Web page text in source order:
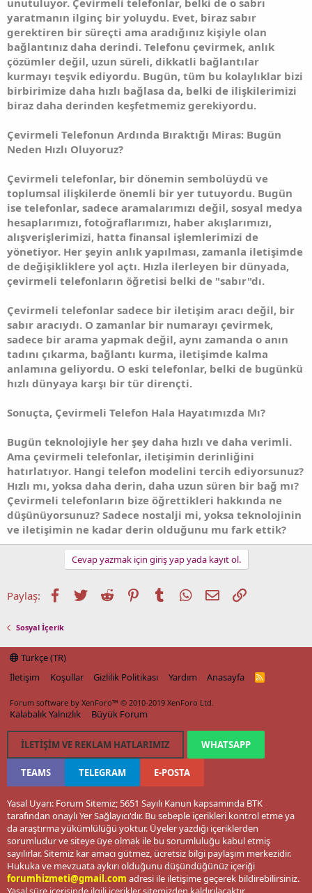
yaratmanın ilginç bir yoluydu. Evet, biraz sabır
gerektiren bir süreçti ama aradığınız kişiyle olan
bağlantınız daha derindi. Telefonu çevirmek, anlık
çözümler değil, uzun süreli, dikkatli bağlantılar
kurmayı teşvik ediyordu. Bugün, tüm bu kolaylıklar bizi
birbirimize daha hızlı bağlasa da, belki de ilişkilerimizi
biraz daha derinden keşfetmemiz gerekiyordu.
Çevirmeli Telefonun Ardında Bıraktığı Miras: Bugün
Neden Hızlı Oluyoruz?
Çevirmeli telefonlar, bir dönemin sembolüydü ve
toplumsal ilişkilerde önemli bir yer tutuyordu. Bugün
ise telefonlar, sadece aramalarımızı değil, sosyal medya
hesaplarımızı, fotoğraflarımızı, haber akışlarımızı,
alışverişlerimizi, hatta finansal işlemlerimizi de
yönetiyor. Her şeyin anlık yapılması, zamanla iletişimde
de değişikliklere yol açtı. Hızla ilerleyen bir dünyada,
çevirmeli telefonların öğretisi belki de "sabır"dı.
Çevirmeli telefonlar sadece bir iletişim aracı değil, bir
sabır aracıydı. O zamanlar bir numarayı çevirmek,
sadece bir arama yapmak değil, aynı zamanda o anın
tadını çıkarma, bağlantı kurma, iletişimde kalma
anlamına geliyordu. O eski telefonlar, belki de bugünkü
hızlı dünyaya karşı bir tür dirençti.
Sonuçta, Çevirmeli Telefon Hala Hayatımızda Mı?
Bugün teknolojiyle her şey daha hızlı ve daha verimli.
Ama çevirmeli telefonlar, iletişimin derinliğini
hatırlatıyor. Hangi telefon modelini tercih ediyorsunuz?
Hızlı mı, yoksa daha derin, daha uzun süren bir bağ mı?
Çevirmeli telefonların bize öğrettikleri hakkında ne
düşünüyorsunuz? Sadece nostalji mi, yoksa teknolojinin
ve iletişimin ne kadar derin olduğunu mu fark ettik?
Cevap yazmak için giriş yap yada kayıt ol.
Paylaş: Facebook
TwitterReddit PinterestTumblrWhatsApp
E-postaLink
Sosyal İçerik
Türkçe (TR)
İletişim
Koşullar Gizlilik Politikası Yardım Anasayfa
R
Forum software by XenForo™ © 2010-2019 XenForo Ltd.
Kalabalık Yalnızlık Büyük Forum
İLETIŞIM VE REKLAM HATLARIMIZ WHATSAPP
TEAMS TELEGRAM E-POSTA
Yasal Uyarı: Forum Sitemiz; 5651 Sayılı Kanun kapsamında BTK
tarafından onaylı Yer Sağlayıcı'dır. Bu sebeple içerikleri kontrol etme ya
da araştırma yükümlülüğü yoktur. Üyeler yazdığı içeriklerden
sorumludur ve siteye üye olmak ile bu sorumluluğu kabul etmiş
sayılırlar. Sitemiz kar amacı gütmez, ücretsiz bilgi paylaşım merkezidir.
Hukuka ve mevzuata aykırı olduğunu düşündüğünüz içeriği
forumhizmeti@gmail.com adresi ile iletişime geçerek bildirebilirsiniz.